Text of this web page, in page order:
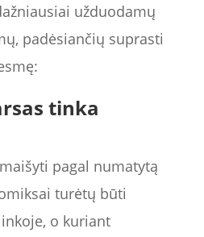
užduodamų
padėsiančių suprasti
tinka
pagal numatytą
turėtų būti
o kuriant